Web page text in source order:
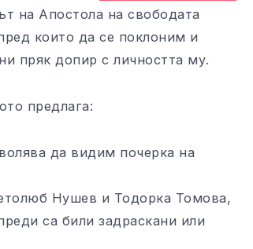
на Апостола на свободата
които да се поклоним и
пряк допир с личността му.
предлага:
да видим почерка на
Нушев и Тодорка Томова,
са били задраскани или